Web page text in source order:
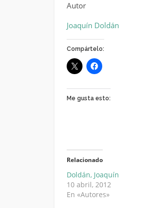
Autor
Joaquín Doldán
Compártelo:
Me gusta esto:
Relacionado
Doldán, Joaquín
10 abril, 2012
En «Autores»